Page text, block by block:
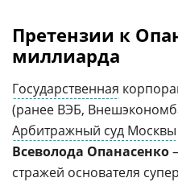
Претензии к
миллиарда
Государственная
(ранее ВЭБ,
Арбитражный суд Москвы
Всеволода Опанасенко
стражей основателя